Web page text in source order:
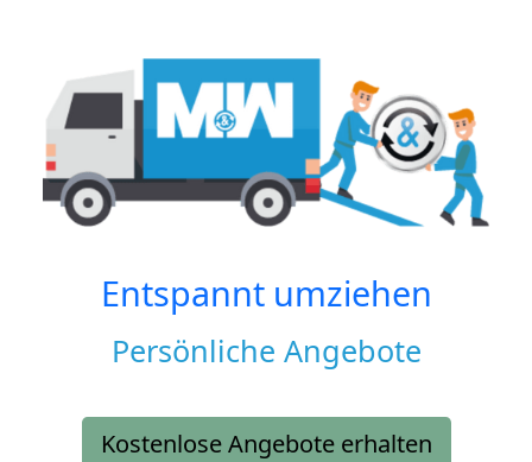
Entspannt umziehen
Persönliche Angebote
Kostenlose Angebote erhalten